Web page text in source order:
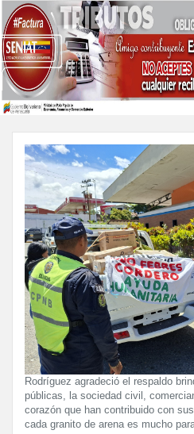
Rodríguez agradeció el respaldo
públicas, la sociedad civil,
corazón que han contribuido con
cada granito de arena es mucho